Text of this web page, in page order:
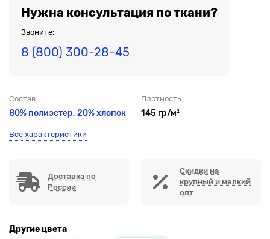
Нужна консультация по ткани?
Звоните:
8 (800) 300-28-45
Состав
80% полиэстер, 20% хлопок
Плотность
145 гр/м²
Все характеристики
Доставка по
России
Скидки на
крупный и мелкий
опт
Другие цвета